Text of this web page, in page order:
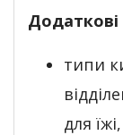
типи
для